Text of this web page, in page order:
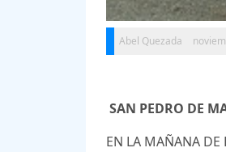
Abel Quezada
SAN PEDRO DE
EN LA MAÑANA DE